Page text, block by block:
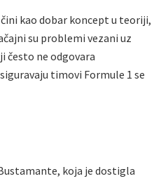
kao dobar koncept u teoriji,
su problemi vezani uz
često ne odgovara
timovi Formule 1 se
koja je dostigla